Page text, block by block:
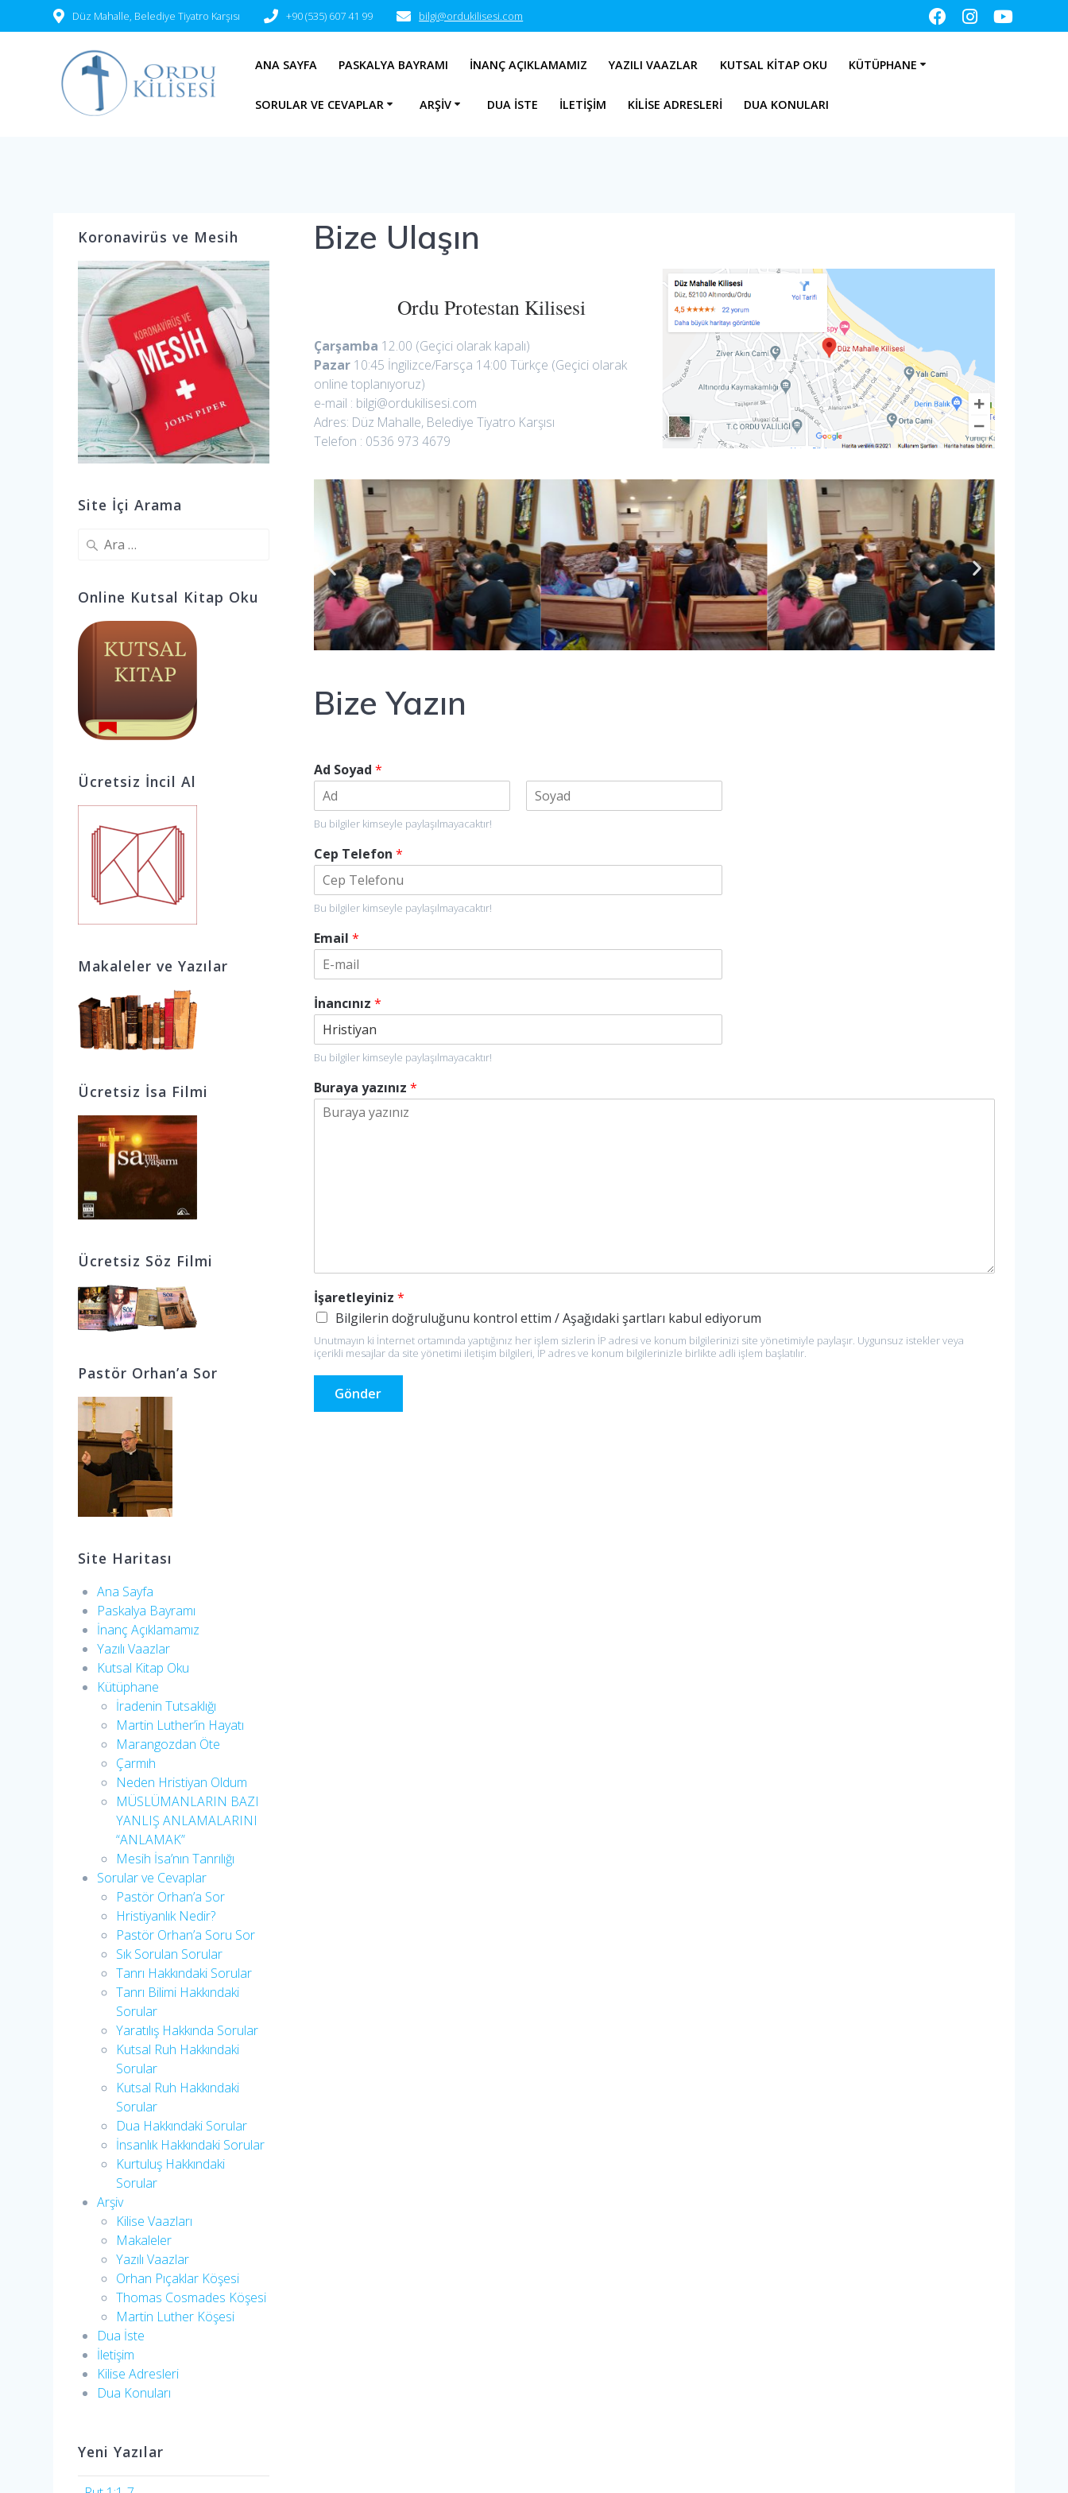
Düz Mahalle, Belediye Tiyatro Karşısı +90 (535) 607 41 99 bilgi@ordukilisesi.com
ANA SAYFA PASKALYA BAYRAMI İNANÇ AÇIKLAMAMIZ YAZILI VAAZLAR KUTSAL KITAP OKU KÜTÜPHANE
SORULAR VE CEVAPLAR ARŞIV DUA İSTE İLETIŞIM KILISE ADRESLERI DUA KONULARI
Koronavirüs ve Mesih
Site İçi Arama
Online Kutsal Kitap Oku
Ücretsiz İncil Al
Makaleler ve Yazılar
Ücretsiz İsa Filmi
Ücretsiz Söz Filmi
Pastör Orhan’a Sor
Site Haritası
Ana Sayfa
Paskalya Bayramı
İnanç Açıklamamız
Yazılı Vaazlar
Kutsal Kitap Oku
Kütüphane
İradenin Tutsaklığı​
Martin Luther’in Hayatı​
Marangozdan Öte
Çarmıh​
Neden Hristiyan Oldum​
MÜSLÜMANLARIN BAZI
YANLIŞ ANLAMALARINI
“ANLAMAK”
Mesih İsa’nın Tanrılığı​
Sorular ve Cevaplar
Pastör Orhan’a Sor
Hristiyanlık Nedir?
Pastör Orhan’a Soru Sor
Sık Sorulan Sorular
Tanrı Hakkındaki Sorular
Tanrı Bilimi Hakkındaki
Sorular
Yaratılış Hakkında Sorular
Kutsal Ruh Hakkındaki
Sorular
Kutsal Ruh Hakkındaki
Sorular
Dua Hakkındaki Sorular
İnsanlık Hakkındaki Sorular
Kurtuluş Hakkındaki
Sorular
Arşiv
Kilise Vaazları
Makaleler
Yazılı Vaazlar
Orhan Pıçaklar Köşesi
Thomas Cosmades Köşesi
Martin Luther Köşesi
Dua İste
İletişim
Kilise Adresleri
Dua Konuları
Yeni Yazılar
Bize Ulaşın
Ordu Protestan Kilisesi
Çarşamba 12.00 (Geçici olarak kapalı)
Pazar 10:45 İngilizce/Farsça 14:00 Türkçe (Geçici olarak
online toplanıyoruz)
e-mail : bilgi@ordukilisesi.com
Adres: Düz Mahalle, Belediye Tiyatro Karşısı
Telefon : 0536 973 4679
Bize Yazın
Ad Soyad *
Bu bilgiler kimseyle paylaşılmayacaktır!
Cep Telefon *
Bu bilgiler kimseyle paylaşılmayacaktır!
Email *
İnancınız *
Bu bilgiler kimseyle paylaşılmayacaktır!
Buraya yazınız *
İşaretleyiniz *
Bilgilerin doğruluğunu kontrol ettim / Aşağıdaki şartları kabul ediyorum
Unutmayın ki İnternet ortamında yaptığınız her işlem sizlerin İP adresi ve konum bilgilerinizi site yönetimiyle paylaşır. Uygunsuz istekler veya
içerikli mesajlar da site yönetimi iletişim bilgileri, İP adres ve konum bilgilerinizle birlikte adli işlem başlatılır.
Gönder